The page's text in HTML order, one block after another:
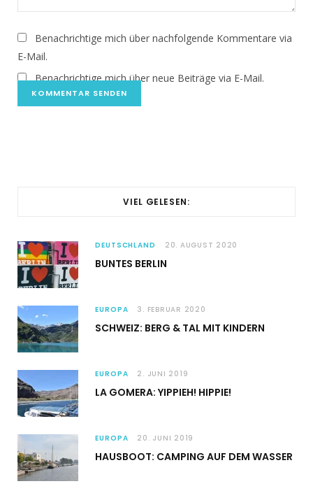
Benachrichtige mich über nachfolgende Kommentare via
E-Mail.
Benachrichtige mich über neue Beiträge via E-Mail.
VIEL GELESEN:
DEUTSCHLAND 20. AUGUST 2020
BUNTES BERLIN
EUROPA 3. FEBRUAR 2020
SCHWEIZ: BERG & TAL MIT KINDERN
EUROPA 2. JUNI 2019
LA GOMERA: YIPPIEH! HIPPIE!
EUROPA 20. JUNI 2019
HAUSBOOT: CAMPING AUF DEM WASSER